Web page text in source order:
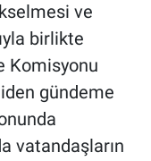
ve
birlikte
Komisyonu
gündeme
vatandaşların